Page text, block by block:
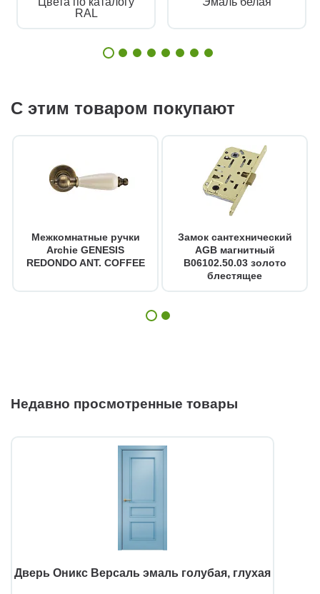
RAL
С этим товаром покупают
Межкомнатные ручки
Archie GENESIS
REDONDO ANT. COFFEE
Замок сантехнический
AGB магнитный
B06102.50.03 золото
блестящее
Недавно просмотренные товары
Дверь Оникс Версаль эмаль голубая, глухая